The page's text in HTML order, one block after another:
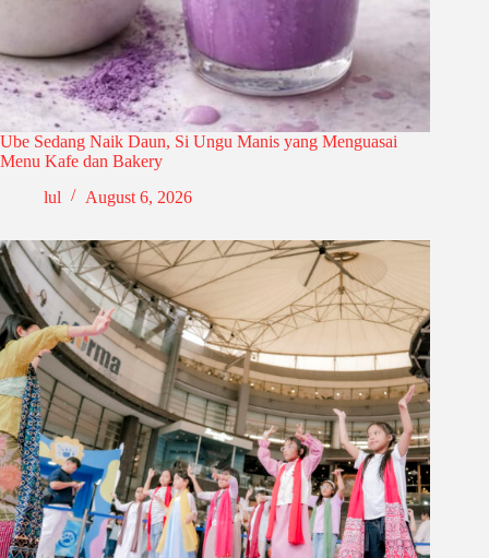
Ube Sedang Naik Daun, Si Ungu Manis yang Menguasai
Menu Kafe dan Bakery
lul
August 6, 2026